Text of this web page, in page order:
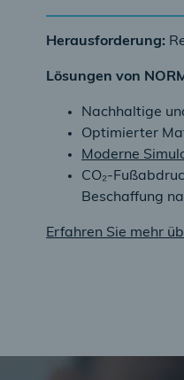
Herausforderung:
Lösungen von
Nachhaltige
Optimierter
Moderne
CO₂-
Beschaffung
Erfahren Sie mehr